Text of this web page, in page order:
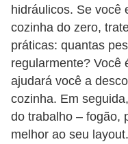
hidráulicos. Se você
cozinha do zero,
práticas: quantas
regularmente? Você
ajudará você a
cozinha. Em
do trabalho – fogão,
melhor ao seu